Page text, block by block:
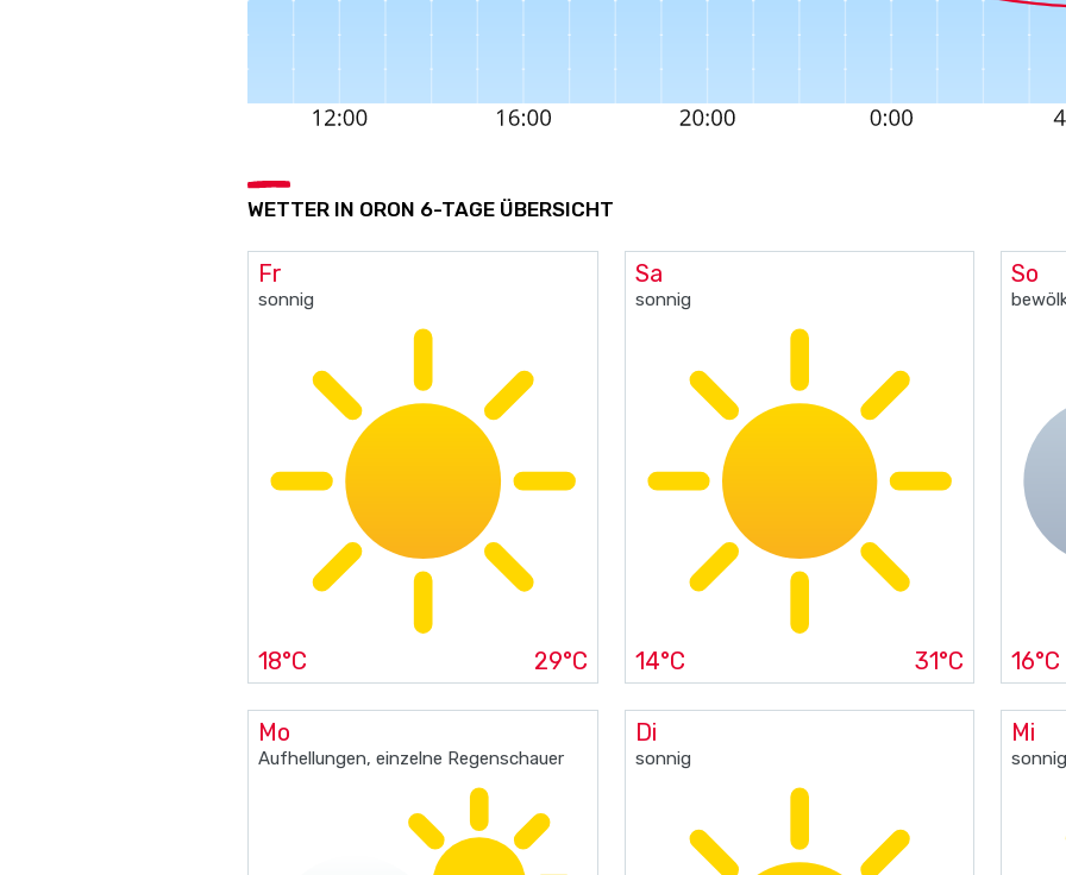
WETTER IN ORON 6-TAGE ÜBERSICHT
Fr
sonnig
18°C 29°C
Sa
sonnig
14°C 31°C
So
16°C
Mo
Aufhellungen, einzelne Regenschauer
Di
sonnig
Mi